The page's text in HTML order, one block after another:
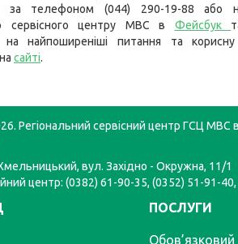
за телефоном (044) 290-19-88 або
сервісного центру МВС в Фейсбук
на найпоширеніші питання та
сайті.
Регіональний сервісний центр ГСЦ МВС
вул. Західно - Окружна, 11/1
центр: (0382) 61-90-35, (0352) 51-91-
ПОСЛУГИ
Обов’язковий